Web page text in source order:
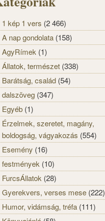
1 kép 1 vers (2 466)
A nap gondolata (158)
AgyRímek (1)
Állatok, természet (338)
Barátság, család (54)
dalszöveg (347)
Egyéb (1)
Érzelmek, szeretet, magány,
boldogság, vágyakozás (554)
Esemény (16)
festmények (10)
FurcsÁllatok (28)
Gyerekvers, verses mese (222)
Humor, vidámság, tréfa (111)